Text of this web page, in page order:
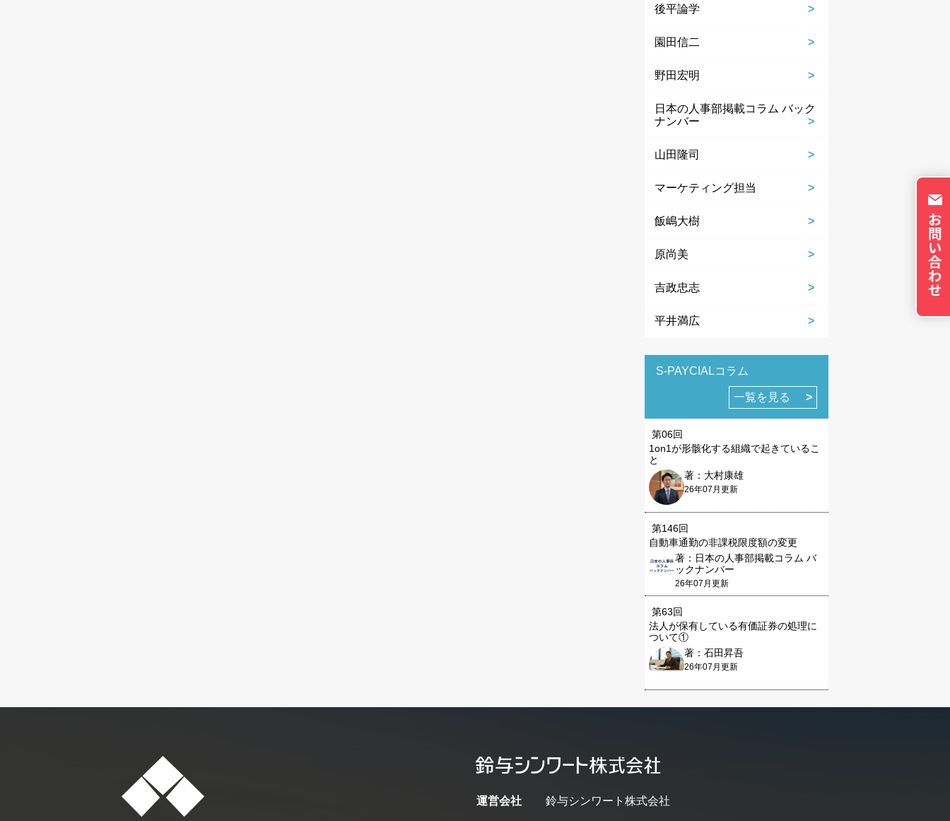
後平論学
園田信二
野田宏明
日本の人事部掲載コラム バック
ナンバー
山田隆司
マーケティング担当
飯嶋大樹
原尚美
吉政忠志
平井満広
S-PAYCIALコラム
一覧を見る
第06回
1on1が形骸化する組織で起きているこ
と
著：大村康雄
26年07月更新
第146回
自動車通勤の非課税限度額の変更
著：日本の人事部掲載コラム バ
ックナンバー
26年07月更新
第63回
法人が保有している有価証券の処理に
ついて①
著：石田昇吾
26年07月更新
運営会社 鈴与シンワート株式会社
お客様が当サイトを訪れると、ブラウザに情報が保存される、またはブ
ラウザに保存された情報が取得されることがあります。情報の主な保存
先は Cookie であり、対象となるのはサイト訪問者に関する情報、サイト
訪問者による設定、デバイス情報などです。これらの情報はサイトを正
常に機能させる目的を中心に使われます。個人を直接特定できる情報が
われることはあります。鈴与シンワートではプライバシーの権利を尊重
ます。各カテゴリをクリックすることで、それらの Cookie に関する詳細
一部の Cookie を無効化した場合、サイトの利用やサービスの利用に影響
この設定で保存する